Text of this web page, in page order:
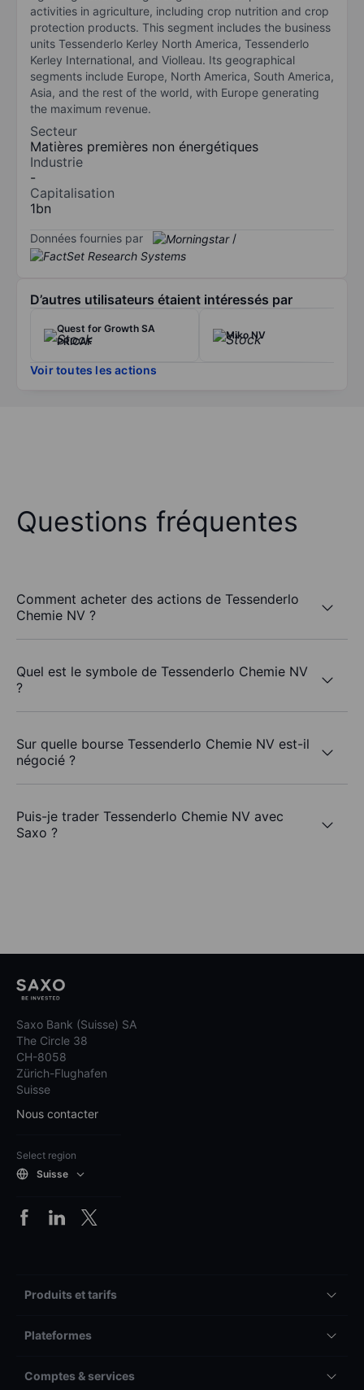
activities in agriculture, including crop nutrition and crop
protection products. This segment includes the business
units Tessenderlo Kerley North America, Tessenderlo
Kerley International, and Violleau. Its geographical
segments include Europe, North America, South America,
Asia, and the rest of the world, with Europe generating
the maximum revenue.
Secteur
Matières premières non énergétiques
Industrie
-
Capitalisation
1bn
Données fournies par /
D’autres utilisateurs étaient intéressés par
Quest for Growth SA
PRICAF
Miko NV
Voir toutes les actions
Questions fréquentes
Comment acheter des actions de Tessenderlo
Chemie NV ?
Quel est le symbole de Tessenderlo Chemie NV
?
Sur quelle bourse Tessenderlo Chemie NV est-il
négocié ?
Puis-je trader Tessenderlo Chemie NV avec
Saxo ?
Saxo Bank (Suisse) SA
The Circle 38
CH-8058
Zürich-Flughafen
Suisse
Nous contacter
Select region
Suisse
Produits et tarifs
Plateformes
Comptes & services